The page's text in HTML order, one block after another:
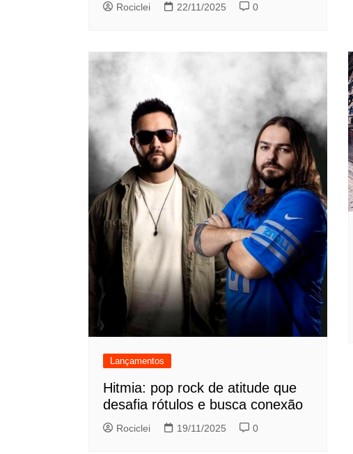
Rociclei 22/11/2025 0
Lançamentos
Hitmia: pop rock de atitude que
desafia rótulos e busca conexão
Rociclei 19/11/2025 0